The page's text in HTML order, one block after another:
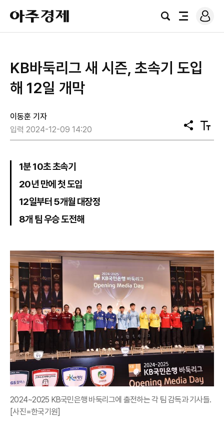
아
주
경
검
전
로
그
KB바둑리그 새 시즌, 초속기 도입
해 12일 개막
이동훈 기자
입력 2024-12-09 14:20
공
유
텍
스
1분 10초 초속기
20년 만에 첫 도입
12일부터 5개월 대장정
8개 팀 우승 도전해
2024~2025 KB국민은행 바둑리그에 출전하는 각 팀 감독과 기사들.
[사진=한국기원]